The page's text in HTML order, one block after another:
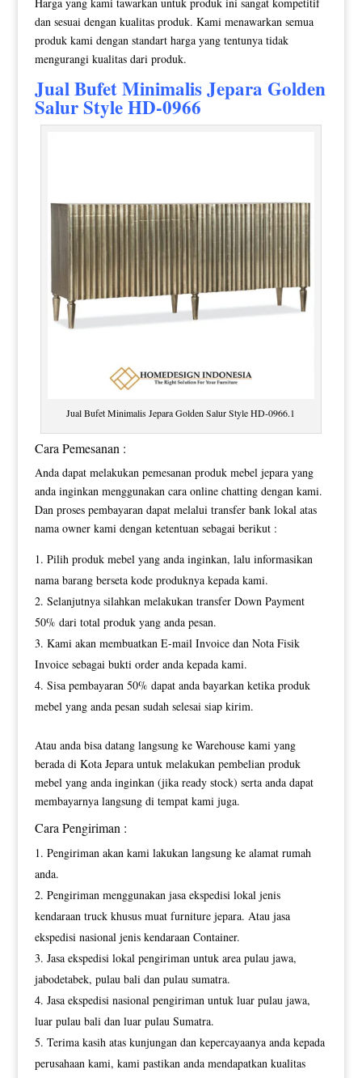
dan sesuai dengan kualitas produk. Kami menawarkan semua
produk kami dengan standart harga yang tentunya tidak
mengurangi kualitas dari produk.
JualBufet MinimalisJepara Golden
Salur Style HD-0966
Jual Bufet Minimalis Jepara Golden Salur Style HD-0966.1
Cara Pemesanan :
Anda dapat melakukan pemesanan produk mebel jepara yang
anda inginkan menggunakan cara online chatting dengan kami.
Dan proses pembayaran dapat melalui transfer bank lokal atas
nama owner kami dengan ketentuan sebagai berikut :
Pilih produk mebel yang anda inginkan, lalu informasikan
nama barang berseta kode produknya kepada kami.
Selanjutnya silahkan melakukan transfer Down Payment
50% dari total produk yang anda pesan.
Kami akan membuatkan E-mail Invoice dan Nota Fisik
Invoice sebagai bukti order anda kepada kami.
Sisa pembayaran 50% dapat anda bayarkan ketika produk
mebel yang anda pesan sudah selesai siap kirim.
Atau anda bisa datang langsung ke Warehouse kami yang
berada di Kota Jepara untuk melakukan pembelian produk
mebel yang anda inginkan (jika ready stock) serta anda dapat
membayarnya langsung di tempat kami juga.
Cara Pengiriman :
Pengiriman akan kami lakukan langsung ke alamat rumah
anda.
Pengiriman menggunakan jasa ekspedisi lokal jenis
kendaraan truck khusus muat furniture jepara. Atau jasa
ekspedisi nasional jenis kendaraan Container.
Jasa ekspedisi lokal pengiriman untuk area pulau jawa,
jabodetabek, pulau bali dan pulau sumatra.
Jasa ekspedisi nasional pengiriman untuk luar pulau jawa,
luar pulau bali dan luar pulau Sumatra.
Terima kasih atas kunjungan dan kepercayaanya anda kepada
perusahaan kami, kami pastikan anda mendapatkan kualitas